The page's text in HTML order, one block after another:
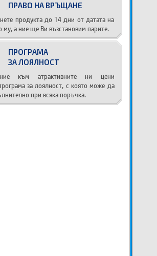
ПРАВО НА ВРЪЩАНЕ
продукта до 14 дни от датата на
му, а ние ще Ви възстановим парите.
ПРОГРАМА
ЗА ЛОЯЛНОСТ
към атрактивните ни цени
за лоялност, с която може да
при всяка поръчка.